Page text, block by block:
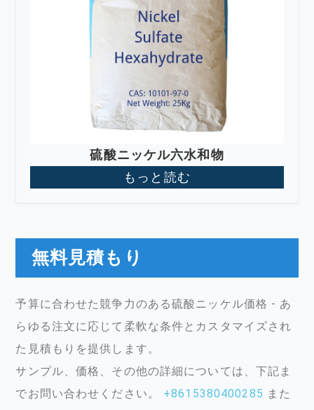
硫酸ニッケル六水和物
もっと読む
無料見積もり
予算に合わせた競争力のある硫酸ニッケル価格 - あ
らゆる注文に応じて柔軟な条件とカスタマイズされ
た見積もりを提供します。
サンプル、価格、その他の詳細については、下記ま
でお問い合わせください。 +8615380400285 また